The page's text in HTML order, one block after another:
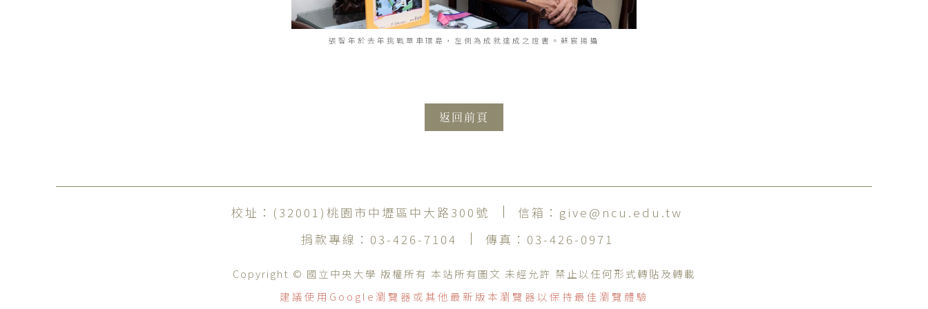
張智年於去年挑戰單車環島，左側為成就達成之證書。蘇宸揚攝
返回前頁
校址：(32001)桃園市中壢區中大路300號 信箱： give@ncu.edu.tw
捐款專線： 03-426-7104 傳真： 03-426-0971
Copyright © 國立中央大學 版權所有 本站所有圖文 未經允許 禁止以任何形式轉貼及轉載
建議使用Google瀏覽器或其他最新版本瀏覽器以保持最佳瀏覽體驗